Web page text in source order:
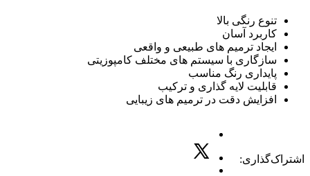
تنوع رنگی بالا
کاربرد آسان
ایجاد ترمیم های طبیعی و واقعی
سازگاری با سیستم های مختلف کامپوزیتی
پایداری رنگ مناسب
قابلیت لایه گذاری و ترکیب
افزایش دقت در ترمیم های زیبایی
اشتراک‌گذاری: